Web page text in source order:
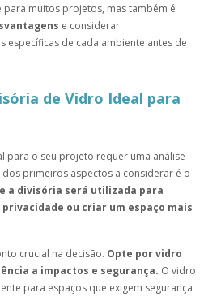
muitos projetos, mas também é
e considerar
específicas de cada ambiente antes de
de Vidro Ideal para
para o seu projeto requer uma análise
primeiros aspectos a considerar é o
a divisória será utilizada para
ou criar um espaço mais
crucial na decisão. Opte por vidro
a impactos e segurança. O vidro
para espaços que exigem segurança